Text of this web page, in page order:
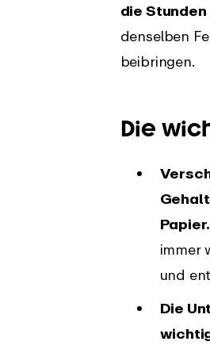
die
denselben
beibringen.
Die
Papier.
immer
und
Die